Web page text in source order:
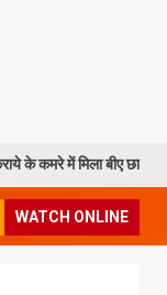
मिला बीए छात्र का शव,
WATCH ONLINE